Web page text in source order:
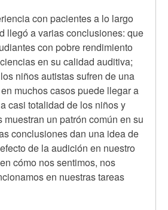
con pacientes a lo largo
llegó a varias conclusiones: que
con pobre rendimiento
en su calidad auditiva;
niños autistas sufren de una
muchos casos puede llegar a
casi totalidad de los niños y
un patrón común en su
conclusiones dan una idea de
de la audición en nuestro
cómo nos sentimos, nos
en nuestras tareas